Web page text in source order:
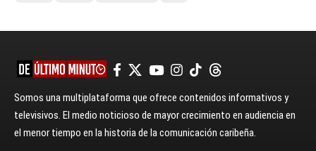
Somos una multiplataforma que ofrece contenidos informativos y
televisivos. El medio noticioso de mayor crecimiento en audiencia en
el menor tiempo en la historia de la comunicación caribeña.